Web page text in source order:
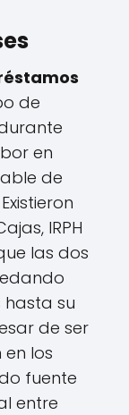
de
en
de
IRPH
las dos
hasta su
de ser
los
fuente
entre